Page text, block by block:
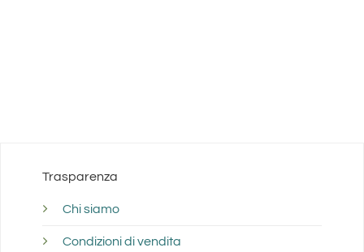
Trasparenza
Chi siamo
Condizioni di vendita